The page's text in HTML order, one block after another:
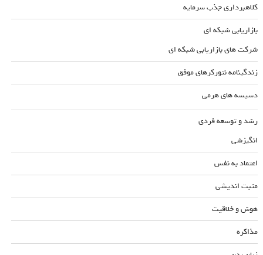
کلاهبرداری جذب سرمایه
بازاریابی شبکه ای
شرکت های بازاریابی شبکه ای
زندگینامه نتورکرهای موفق
دسیسه های هرمی
رشد و توسعه فردی
انگیزشی
اعتماد به نفس
مثبت اندیشی
هوش و خلاقیت
مذاکره